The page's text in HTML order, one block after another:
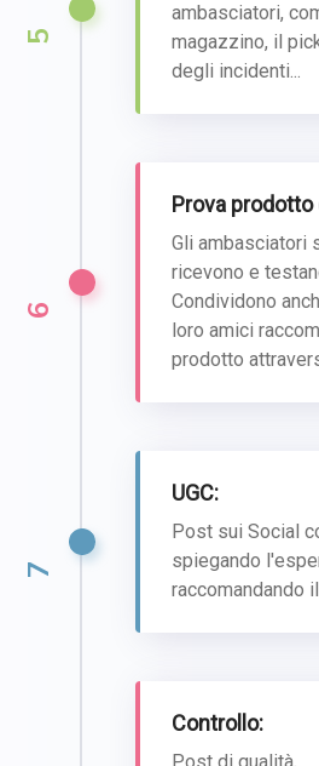
5
ambasciatori,
magazzino, il
degli incidenti...
6
Prova prodotto
Gli ambasciatori
ricevono e
Condividono
loro amici
prodotto
7
UGC:
Post sui Social
spiegando
raccomandando
Controllo: